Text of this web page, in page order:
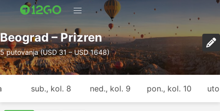
Beograd – Prizren
5 putovanja (USD 31 – USD 1648)
sub., kol. 8 ned., kol. 9 pon., kol. 10